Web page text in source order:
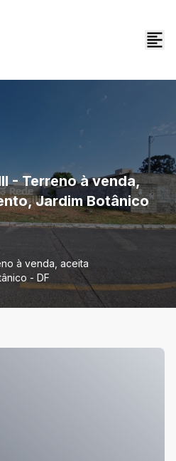
- Terreno à venda,
Jardim Botânico
à venda, aceita
- DF